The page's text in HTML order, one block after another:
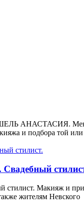
Меня зовут
и подбора той
Свадебный
стилист. Макияж и
жителям Невского